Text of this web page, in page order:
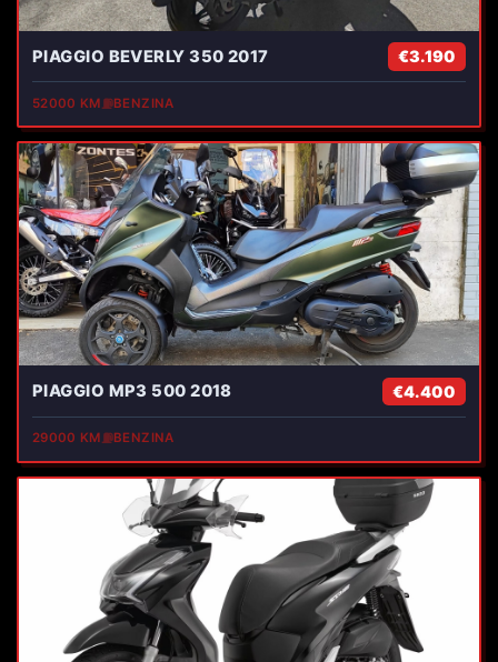
PIAGGIO BEVERLY 350 2017 €3.190
52000 KM⛽BENZINA
PIAGGIO MP3 500 2018 €4.400
29000 KM⛽BENZINA